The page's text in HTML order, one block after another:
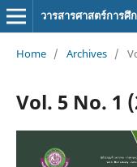
วารสารศาสตร์การ
Home / Archives /
Vol. 5 No. 1